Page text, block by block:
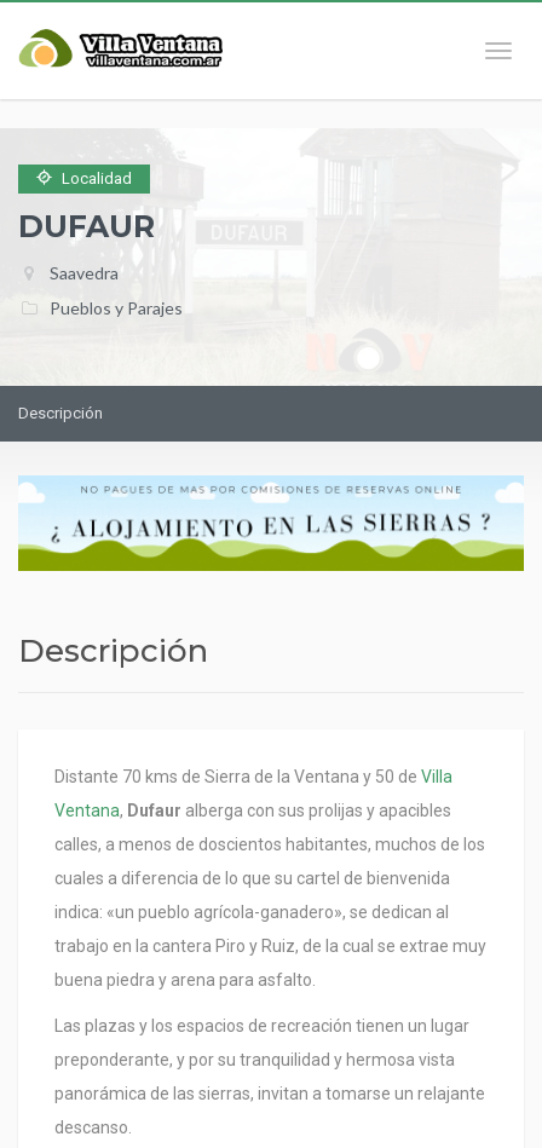
Localidad
DUFAUR
Saavedra
Pueblos y Parajes
Descripción
Descripción
Distante 70 kms de Sierra de la Ventana y 50 de Villa
Ventana, Dufaur alberga con sus prolijas y apacibles
calles, a menos de doscientos habitantes, muchos de los
cuales a diferencia de lo que su cartel de bienvenida
indica: «un pueblo agrícola-ganadero», se dedican al
trabajo en la cantera Piro y Ruiz, de la cual se extrae muy
buena piedra y arena para asfalto.
Las plazas y los espacios de recreación tienen un lugar
preponderante, y por su tranquilidad y hermosa vista
panorámica de las sierras, invitan a tomarse un relajante
descanso.